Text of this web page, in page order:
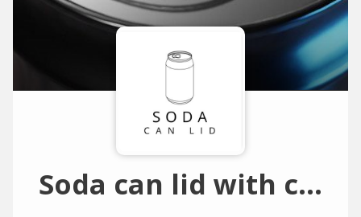
Soda can lid with closing system